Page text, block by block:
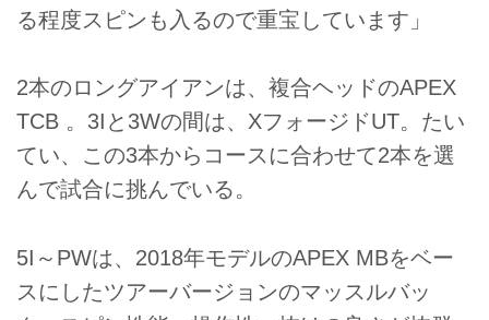
る程度スピンも入るので重宝しています」
2本のロングアイアンは、複合ヘッドのAPEX
TCB 。3Iと3Wの間は、XフォージドUT。たい
てい、この3本からコースに合わせて2本を選
んで試合に挑んでいる。
5I～PWは、2018年モデルのAPEX MBをベー
スにしたツアーバージョンのマッスルバッ